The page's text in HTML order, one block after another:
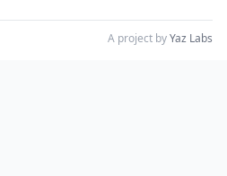
A project byYaz Labs